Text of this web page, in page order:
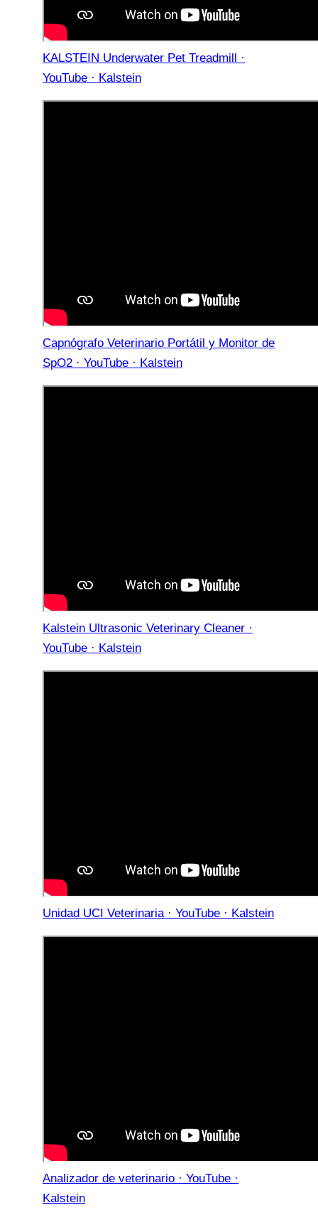
KALSTEIN Underwater Pet Treadmill ·
YouTube · Kalstein
Capnógrafo Veterinario Portátil y Monitor de
SpO2 · YouTube · Kalstein
Kalstein Ultrasonic Veterinary Cleaner ·
YouTube · Kalstein
Unidad UCI Veterinaria · YouTube · Kalstein
Analizador de veterinario · YouTube ·
Kalstein